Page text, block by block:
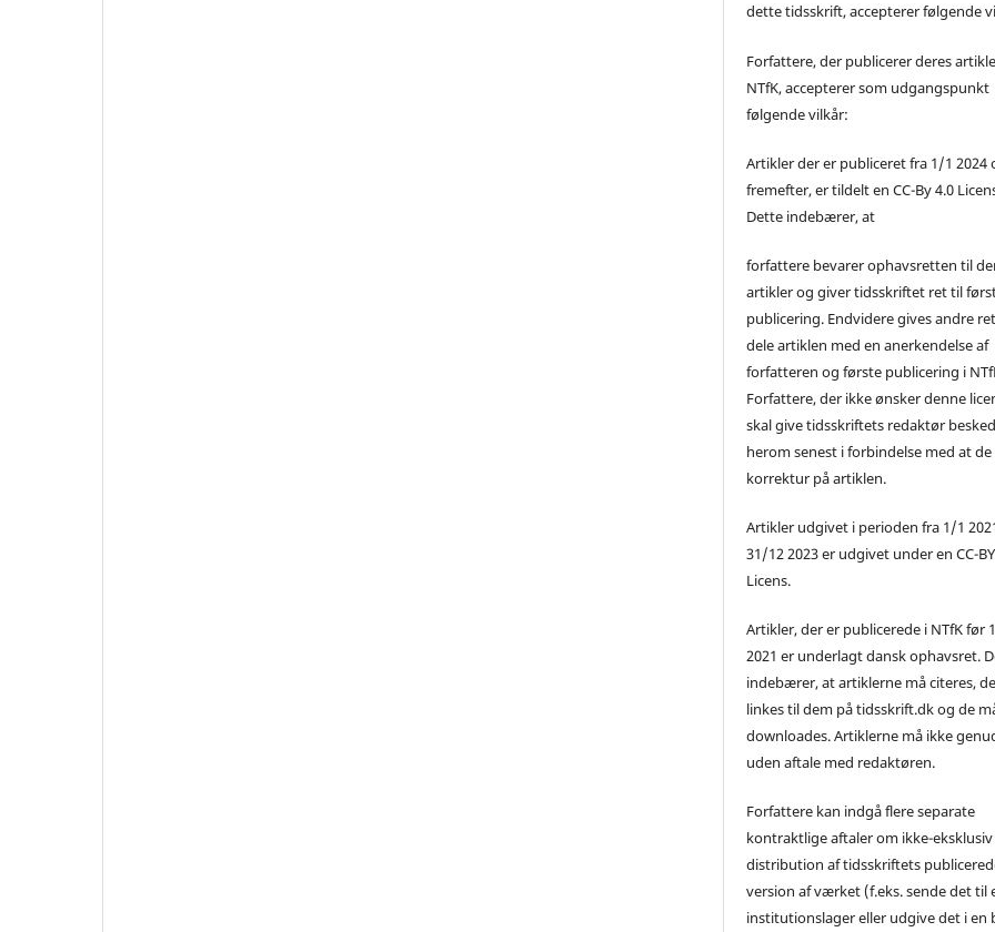
dette tidsskrift, accepterer følgende
Forfattere, der publicerer deres
NTfK, accepterer som udgangspunkt
følgende vilkår:
Artikler der er publiceret fra 1/1 2024
fremefter, er tildelt en CC-By 4.0
Dette indebærer, at
forfattere bevarer ophavsretten til
artikler og giver tidsskriftet ret til
publicering. Endvidere gives andre
dele artiklen med en anerkendelse af
forfatteren og første publicering i
Forfattere, der ikke ønsker denne
skal give tidsskriftets redaktør besked
herom senest i forbindelse med at
korrektur på artiklen.
Artikler udgivet i perioden fra 1/1
31/12 2023 er udgivet under en CC-
Licens.
Artikler, der er publicerede i NTfK før
2021 er underlagt dansk ophavsret.
indebærer, at artiklerne må citeres,
linkes til dem på tidsskrift.dk og de
downloades. Artiklerne må ikke
uden aftale med redaktøren.
Forfattere kan indgå flere separate
kontraktlige aftaler om ikke-eksklusiv
distribution af tidsskriftets
version af værket (f.eks. sende det til
institutionslager eller udgive det i en